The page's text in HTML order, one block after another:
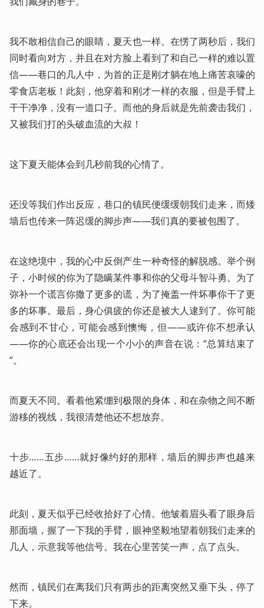
我不敢相信自己的眼睛，夏天也一样。在愣了两秒后，我们
同时看向对方，并且在对方脸上看到了和自己一样的难以置
信——巷口的几人中，为首的正是刚才躺在地上痛苦哀嚎的
零食店老板！此刻，他穿着和刚才一样的衣服，但是手臂上
干干净净，没有一道口子。而他的身后就是先前袭击我们，
又被我们打的头破血流的大叔！
这下夏天能体会到几秒前我的心情了。
还没等我们作出反应，巷口的镇民便缓缓朝我们走来，而矮
墙后也传来一阵迟缓的脚步声——我们真的要被包围了。
在这绝境中，我的心中反倒产生一种奇怪的解脱感。举个例
子，小时候的你为了隐瞒某件事和你的父母斗智斗勇。为了
弥补一个谎言你撒了更多的谎，为了掩盖一件坏事你干了更
多的坏事。最后，身心俱疲的你还是被大人逮到了。你可能
会感到不甘心，可能会感到懊悔，但——或许你不想承认
——你的心底还会出现一个小小的声音在说：“总算结束了
“。
而夏天不同。看着他紧绷到极限的身体，和在杂物之间不断
游移的视线，我很清楚他还不想放弃。
十步……五步……就好像约好的那样，墙后的脚步声也越来
越近了。
此刻，夏天似乎已经收拾好了心情。他皱着眉头看了眼身后
那面墙，握了一下我的手臂，眼神坚毅地望着朝我们走来的
几人，示意我等他信号。我在心里苦笑一声，点了点头。
然而，镇民们在离我们只有两步的距离突然又垂下头，停了
下来。